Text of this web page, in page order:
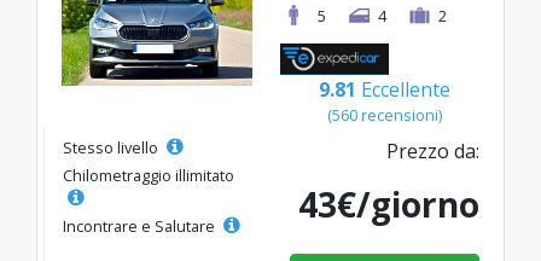
5
4 2
9.81 Eccellente
(560 recensioni)
Stesso livello
Chilometraggio illimitato
Incontrare e Salutare
Prezzo da:
43€/giorno